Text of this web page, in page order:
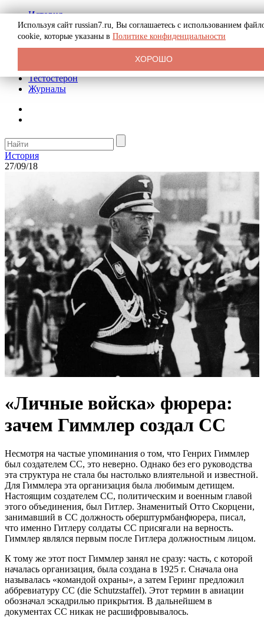
История
Биография
Криминал
Реклама на сайте
Тестостерон
Журналы
История
27/09/18
«Личные войска» фюрера:
зачем Гиммлер создал СС
Несмотря на частые упоминания о том, что Генрих Гиммлер
был создателем СС, это неверно. Однако без его руководства
эта структура не стала бы настолько влиятельной и известной.
Для Гиммлера эта организация была любимым детищем.
Настоящим создателем СС, политическим и военным главой
этого объединения, был Гитлер. Знаменитый Отто Скорцени,
занимавший в СС должность оберштурмбанфюрера, писал,
что именно Гитлеру солдаты СС присягали на верность.
Гиммлер являлся первым после Гитлера должностным лицом.
К тому же этот пост Гиммлер занял не сразу: часть, с которой
началась организация, была создана в 1925 г. Сначала она
называлась «командой охраны», а затем Геринг предложил
аббревиатуру СС (die Schutzstaffel). Этот термин в авиации
обозначал эскадрилью прикрытия. В дальнейшем в
документах СС никак не расшифровывалось.
Используя сайт russian7.ru, Вы соглашаетесь с использованием
cookie, которые указаны в Политике конфиденциальности
ХОРОШО